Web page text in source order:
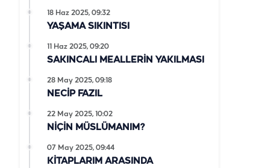
YAŞAMA SIKINTISI
18 Haz 2025, 09:32
SAKINCALI MEALLERİN YAKILMASI
11 Haz 2025, 09:20
NECİP FAZIL
28 May 2025, 09:18
NİÇİN MÜSLÜMANIM?
22 May 2025, 10:02
KİTAPLARIM ARASINDA
07 May 2025, 09:44